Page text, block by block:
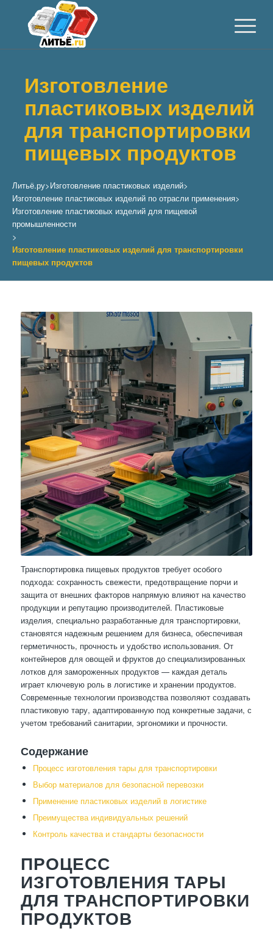
Изготовление
пластиковых изделий
для транспортировки
пищевых продуктов
Литьё.ру>Изготовление пластиковых изделий>
Изготовление пластиковых изделий по отрасли применения>
Изготовление пластиковых изделий для пищевой
промышленности
>
Изготовление пластиковых изделий для транспортировки
пищевых продуктов
Транспортировка пищевых продуктов требует особого
подхода: сохранность свежести, предотвращение порчи и
защита от внешних факторов напрямую влияют на качество
продукции и репутацию производителей. Пластиковые
изделия, специально разработанные для транспортировки,
становятся надежным решением для бизнеса, обеспечивая
герметичность, прочность и удобство использования. От
контейнеров для овощей и фруктов до специализированных
лотков для замороженных продуктов — каждая деталь
играет ключевую роль в логистике и хранении продуктов.
Современные технологии производства позволяют создавать
пластиковую тару, адаптированную под конкретные задачи, с
учетом требований санитарии, эргономики и прочности.
Содержание
Процесс изготовления тары для транспортировки
Выбор материалов для безопасной перевозки
Применение пластиковых изделий в логистике
Преимущества индивидуальных решений
Контроль качества и стандарты безопасности
ПРОЦЕСС
ИЗГОТОВЛЕНИЯ ТАРЫ
ДЛЯ ТРАНСПОРТИРОВКИ
ПРОДУКТОВ